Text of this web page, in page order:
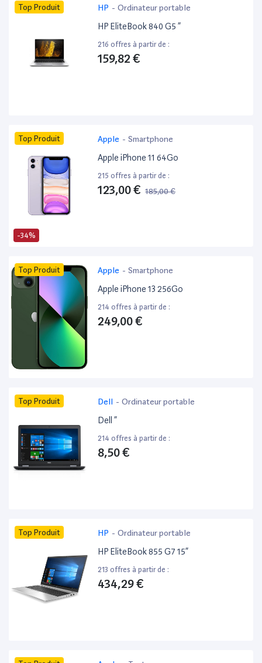
Top Produit HP - Ordinateur portable
HP EliteBook 840 G5 ”
216 offres à partir de :
159,82 €
-34%
Top Produit Apple - Smartphone
Apple iPhone 11 64Go
215 offres à partir de :
123,00 € 185,00 €
Top Produit Apple - Smartphone
Apple iPhone 13 256Go
214 offres à partir de :
249,00 €
Top Produit Dell - Ordinateur portable
Dell ”
214 offres à partir de :
8,50 €
Top Produit HP - Ordinateur portable
HP EliteBook 855 G7 15”
213 offres à partir de :
434,29 €